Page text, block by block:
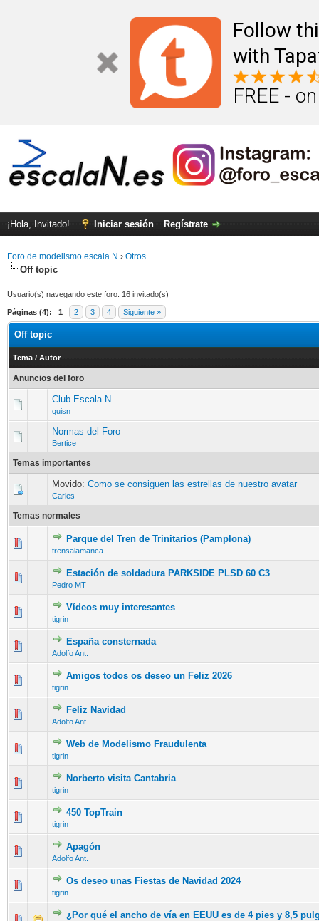
Follow
with
FREE -
¡Hola, Invitado! Iniciar sesión Regístrate
Foro de modelismo escala N › Otros
Off topic
Usuario(s) navegando este foro: 16 invitado(s)
Páginas (4): 1 2 3 4 Siguiente »
Off topic
Tema / Autor
Anuncios del foro
Club Escala N
quisn
Normas del Foro
Bertice
Temas importantes
Movido: Como se consiguen las estrellas de nuestro avatar
Carles
Temas normales
Parque del Tren de Trinitarios (Pamplona)
trensalamanca
Estación de soldadura PARKSIDE PLSD 60 C3
Pedro MT
Vídeos muy interesantes
tigrin
España consternada
Adolfo Ant.
Amigos todos os deseo un Feliz 2026
tigrin
Feliz Navidad
Adolfo Ant.
Web de Modelismo Fraudulenta
tigrin
Norberto visita Cantabria
tigrin
450 TopTrain
tigrin
Apagón
Adolfo Ant.
Os deseo unas Fiestas de Navidad 2024
tigrin
¿Por qué el ancho de vía en EEUU es de 4 pies y 8,5